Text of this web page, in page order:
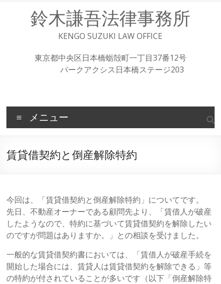
鈴木謙吾法律事務所
KENGO SUZUKI LAW OFFICE
東京都中央区日本橋蛎殻町一丁目37番12号
パークアクシス日本橋ステージ203
メニュー
賃貸借契約と倒産解除特約
今回は、「賃貸借契約と倒産解除特約」についてです。
先日、不動産オーナーである顧問先より、「賃借人が破産
したようなので、特約に基づいて賃貸借契約を解除したい
のですが問題はありますか。」との相談を受けました。
一般的な賃貸借契約書においては、「賃借人が破産手続を
開始した場合には、賃貸人は賃貸借契約を解除できる」等
の特約が付されていることが多いです（以下「倒産解除特